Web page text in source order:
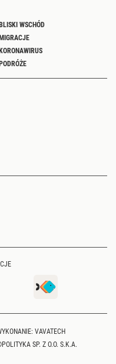
WSCHÓD
VAVATECH
SP. Z O.O. S.K.A.